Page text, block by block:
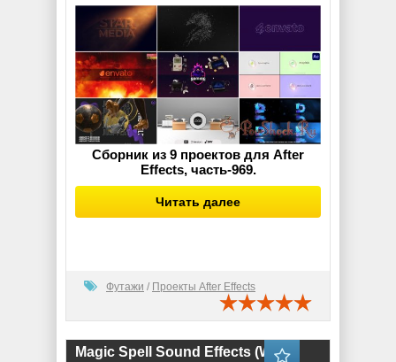
Сборник из 9 проектов для After
Effects, часть-969.
Читать далее
Футажи / Проекты After Effects
Magic Spell Sound Effects (WAV)